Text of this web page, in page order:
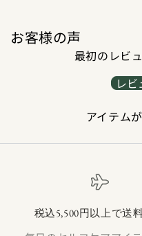
お客様の声
最初のレビ
レビ
アイテム
税込5,500円以上で送